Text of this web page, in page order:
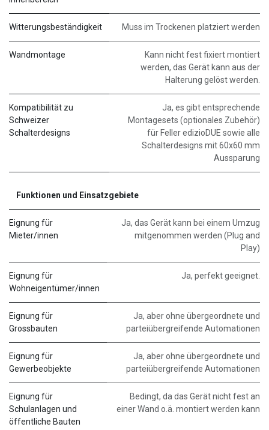
Witterungsbeständigkeit Muss im Trockenen platziert werden
Wandmontage
Kann nicht fest fixiert montiert
werden, das Gerät kann aus der
Halterung gelöst werden.
Kompatibilität zu
Schweizer
Schalterdesigns
Ja, es gibt entsprechende
Montagesets (optionales Zubehör)
für Feller edizioDUE sowie alle
Schalterdesigns mit 60x60 mm
Aussparung
Funktionen und Einsatzgebiete
Eignung für
Mieter/innen
Ja, das Gerät kann bei einem Umzug
mitgenommen werden (Plug and
Play)
Eignung für
Wohneigentümer/innen
Ja, perfekt geeignet.
Eignung für
Grossbauten
Ja, aber ohne übergeordnete und
parteiübergreifende Automationen
Eignung für
Gewerbeobjekte
Ja, aber ohne übergeordnete und
parteiübergreifende Automationen
Eignung für
Schulanlagen und
öffentliche Bauten
Bedingt, da das Gerät nicht fest an
einer Wand o.ä. montiert werden kann